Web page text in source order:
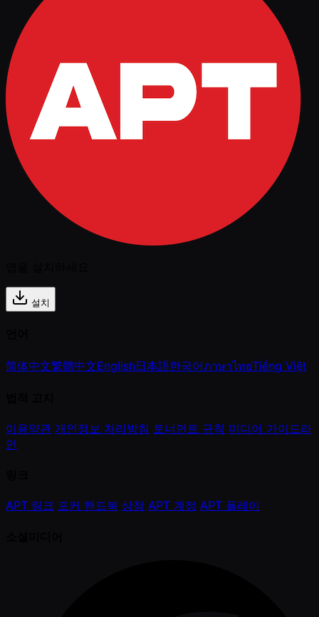
설치
简体中文繁體中文English日本語한국어ภาษาไทยTiếng Việt
이용약관 개인정보 처리방침 토너먼트 규칙 미디어 가이드라
인
APT 링크 포커 핸드북 상점 APT 계정 APT 플레이